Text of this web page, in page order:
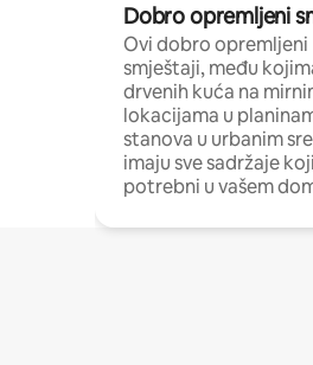
Dobro opremljeni
Ovi dobro opremljeni
smještaji, među
drvenih kuća na
lokacijama u
stanova u urbanim
imaju sve sadržaje
potrebni u vašem